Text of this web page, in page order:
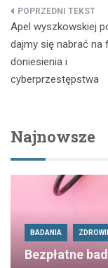
Nawigacja
wpisu
Apel wyszkowskiej
dajmy się nabrać na
doniesienia i
cyberprzestępstwa
Najnowsze
BADANIA
Bezpłatne